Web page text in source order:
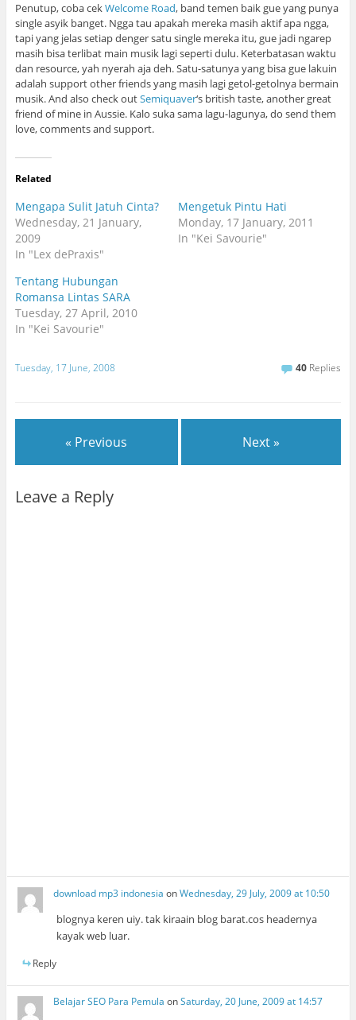
Penutup, coba cekWelcome Road, band temen baik gue yang punya
single asyik banget. Ngga tau apakah mereka masih aktif apa ngga,
tapi yang jelas setiap denger satu single mereka itu, gue jadi ngarep
masih bisa terlibat main musik lagi seperti dulu. Keterbatasan waktu
dan resource, yah nyerah aja deh. Satu-satunya yang bisa gue lakuin
adalah support other friends yang masih lagi getol-getolnya bermain
musik. And also check outSemiquaver‘s british taste, another great
friend of mine in Aussie. Kalo suka sama lagu-lagunya, do send them
love, comments and support.
Related
Mengapa Sulit Jatuh Cinta?
Wednesday, 21 January,
2009
In "Lex dePraxis"
Mengetuk Pintu Hati
Monday, 17 January, 2011
In "Kei Savourie"
Tentang Hubungan
Romansa Lintas SARA
Tuesday, 27 April, 2010
In "Kei Savourie"
Tuesday, 17 June, 2008 40 Replies
« Previous Next »
Leave a Reply
download mp3 indonesia onWednesday, 29 July, 2009 at 10:50
blognya keren uiy. tak kiraain blog barat.cos headernya
kayak web luar.
Reply
Belajar SEO Para Pemula onSaturday, 20 June, 2009 at 14:57